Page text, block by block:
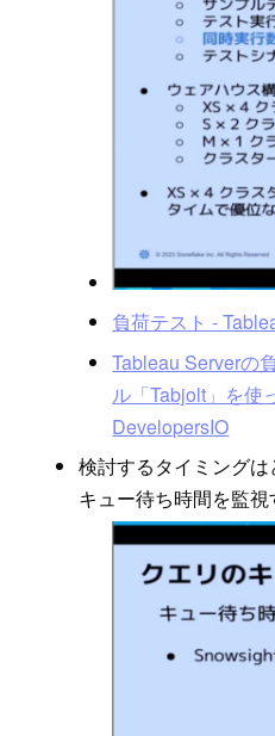
負荷テスト -
Tableau Serverの
ル「Tabjolt」を使
DevelopersIO
検討するタイミング
キュー待ち時間を監